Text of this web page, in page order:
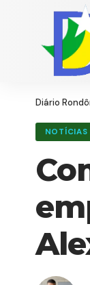
Diário
NOTÍCIAS